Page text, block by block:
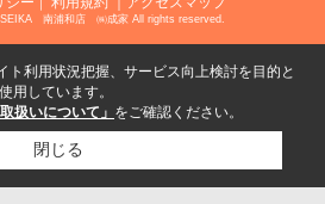
南浦和店 ㈱成家 All rights reserved.
ト利用状況把握、サービス向上検討を目的と
用しています。
扱いについて」 をご確認ください。
閉じる